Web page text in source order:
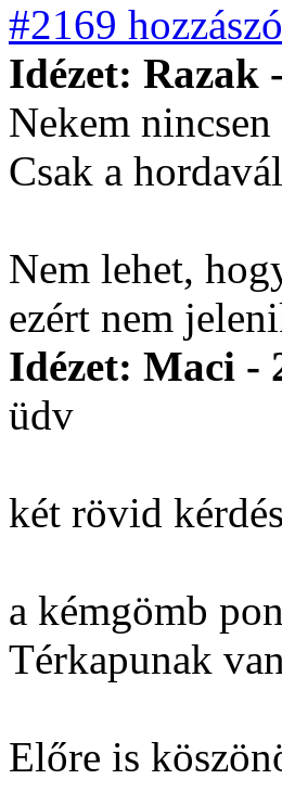
#2169
Idézet: Razak
Nekem
Csak a
Nem lehet,
ezért nem
Idézet: Maci -
üdv
két rövid
a kémgömb
Térkapunak
Előre is